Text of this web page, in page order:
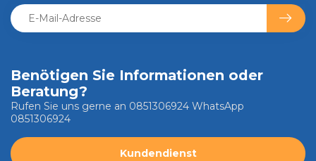
Benötigen Sie Informationen oder
Beratung?
Rufen Sie uns gerne an 0851306924 WhatsApp
0851306924
Kundendienst